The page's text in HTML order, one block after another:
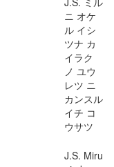
ニ オケ
ル イシ
ツナ カ
イラク
ノ ユウ
レツ ニ
カンスル
イチ コ
ウサツ
J.S. Miru